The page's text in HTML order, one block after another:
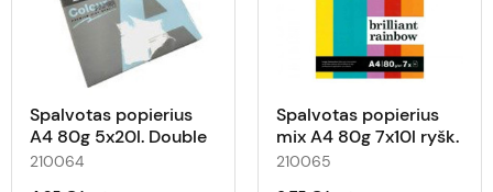
Spalvotas popierius
A4 80g 5x20l. Double
A past.sp.
210064
Spalvotas popierius
mix A4 80g 7x10l ryšk.
210065